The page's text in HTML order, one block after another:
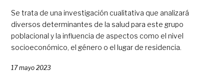
Se trata de una investigación cualitativa que analizará
diversos determinantes de la salud para este grupo
poblacional y la influencia de aspectos como el nivel
socioeconómico, el género o el lugar de residencia.
17 mayo 2023